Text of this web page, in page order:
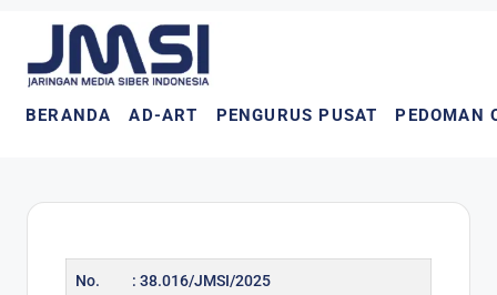
BERANDA AD-ART PENGURUS PUSAT PEDOMAN
No.
: 38.016/JMSI/2025